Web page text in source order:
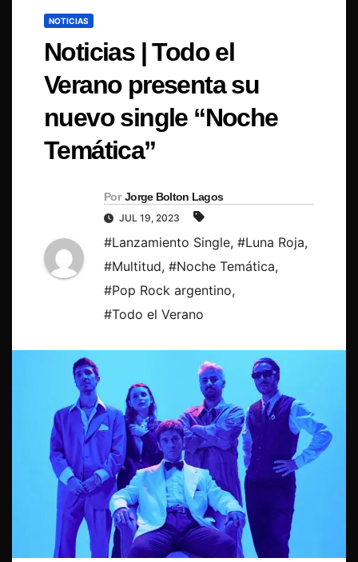
NOTICIAS
Noticias | Todo el
Verano presenta su
nuevo single “Noche
Temática”
Por Jorge Bolton Lagos
JUL 19, 2023
#Lanzamiento Single, #Luna Roja,
#Multitud, #Noche Temática,
#Pop Rock argentino,
#Todo el Verano